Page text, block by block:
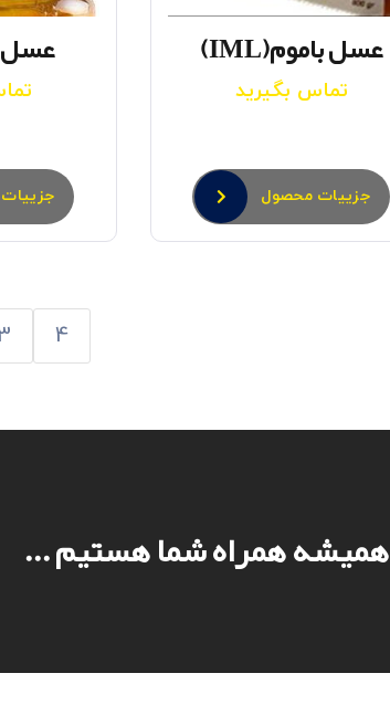
عسل باموم(IML)
تماس بگیرید
جزییات محصول
4
همیشه همراه شما هستیم ...